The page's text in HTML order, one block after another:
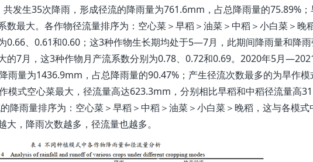
发生35次降雨，形成径流的降雨量为761.6mm，占总降雨量的75.89%；
数最大。各作物径流量排序为：空心菜＞早稻＞油菜＞中稻＞小白菜＞晚
0.66、0.61和0.60；这3种作物生长期均处于5—7月，此期间降雨量和降
的7月，这3种作物月产流系数分别为0.78、0.72和0.69。2020年5月
雨量为1436.9mm，占总降雨量的90.47%；产生径流次数最多的为旱作模
模式空心菜最大，径流量高达623.3mm，分别相比早稻和中稻径流量高
降雨量排序为：空心菜＞早稻＞中稻＞油菜＞小白菜＞晚稻，这与各模式
，降雨次数越多，径流量也越多。